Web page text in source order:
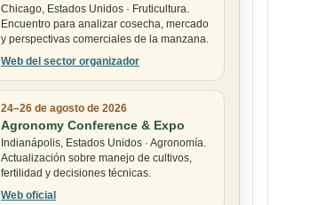
Chicago, Estados Unidos · Fruticultura.
Encuentro para analizar cosecha, mercado
y perspectivas comerciales de la manzana.
Web del sector organizador
24–26 de agosto de 2026
Agronomy Conference & Expo
Indianápolis, Estados Unidos · Agronomía.
Actualización sobre manejo de cultivos,
fertilidad y decisiones técnicas.
Web oficial